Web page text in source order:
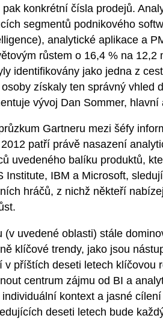
konkrétní čísla prodejů.
segmentů podnikového
analytické aplikace a
růstem o 16,4 % na
identifikovány jako jedna z
získaly ten správný vhled
vývoj Dan Sommer, hlavní
Gartneru mezi šéfy
patří právě nasazení
uvedeného balíku produktů,
Institute, IBM a Microsoft,
hráčů, z nichž někteří
(v uvedené oblasti) stále
klíčové trendy, jako jsou
v příštích deseti letech klíčovou
centrum zájmu od BI a
kontext a jasné
deseti letech bude